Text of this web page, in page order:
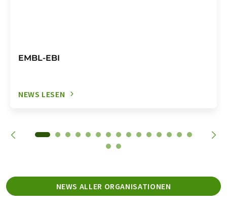
EMBL-EBI
NEWS LESEN
NEWS ALLER ORGANISATIONEN